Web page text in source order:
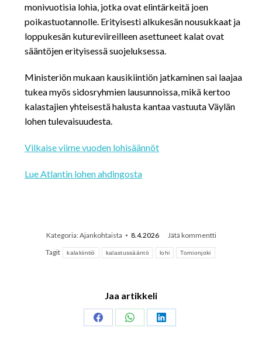
monivuotisia lohia, jotka ovat elintärkeitä joen
poikastuotannolle. Erityisesti alkukesän nousukkaat ja
loppukesän kutureviireilleen asettuneet kalat ovat
sääntöjen erityisessä suojeluksessa.
Ministeriön mukaan kausikiintiön jatkaminen sai laajaa
tukea myös sidosryhmien lausunnoissa, mikä kertoo
kalastajien yhteisestä halusta kantaa vastuuta Väylän
lohen tulevaisuudesta.
Vilkaise viime vuoden lohisäännöt
Lue Atlantin lohen ahdingosta
Kategoria:Ajankohtaista 8.4.2026
Jätä kommentti
Tagit
kalakiintiö kalastussääntö lohi Tornionjoki
Jaa artikkeli
Share
Share
Share